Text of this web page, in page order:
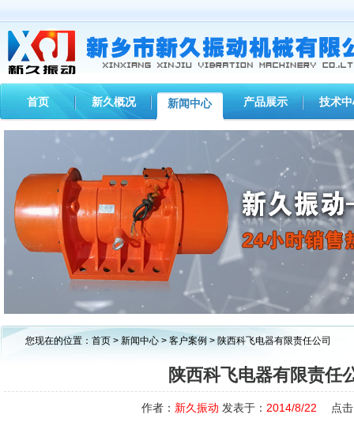
首页 新久概况 新闻中心 产品展示 技术
1 2
您现在的位置： 首页 > 新闻中心 > 客户案例 > 陕西科飞电器有限责任公司
陕西科飞电器有限责任
作者： 新久振动 发表于： 2014/8/22 点击